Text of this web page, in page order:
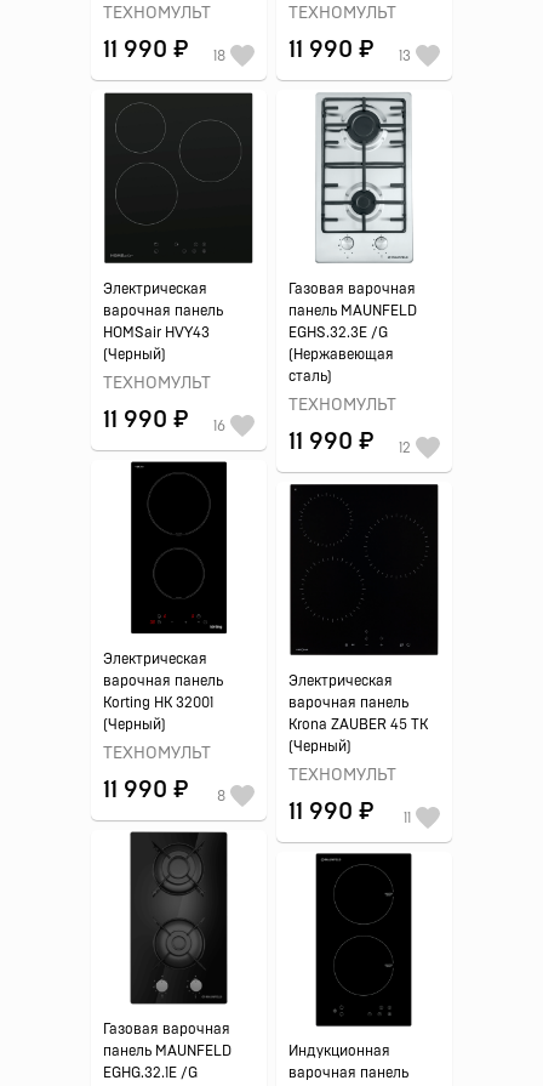
ТЕХНОМУЛЬТ
11 990 ₽ 18
ТЕХНОМУЛЬТ
11 990 ₽ 13
Электрическая
варочная панель
HOMSair HVY43
(Черный)
ТЕХНОМУЛЬТ
11 990 ₽ 16
Газовая варочная
панель MAUNFELD
EGHS.32.3E /G
(Нержавеющая
сталь)
ТЕХНОМУЛЬТ
11 990 ₽ 12
Электрическая
варочная панель
Korting HK 32001
(Черный)
ТЕХНОМУЛЬТ
11 990 ₽ 8
Электрическая
варочная панель
Krona ZAUBER 45 TK
(Черный)
ТЕХНОМУЛЬТ
11 990 ₽ 11
Газовая варочная
панель MAUNFELD
EGHG.32.1E /G
Индукционная
варочная панель